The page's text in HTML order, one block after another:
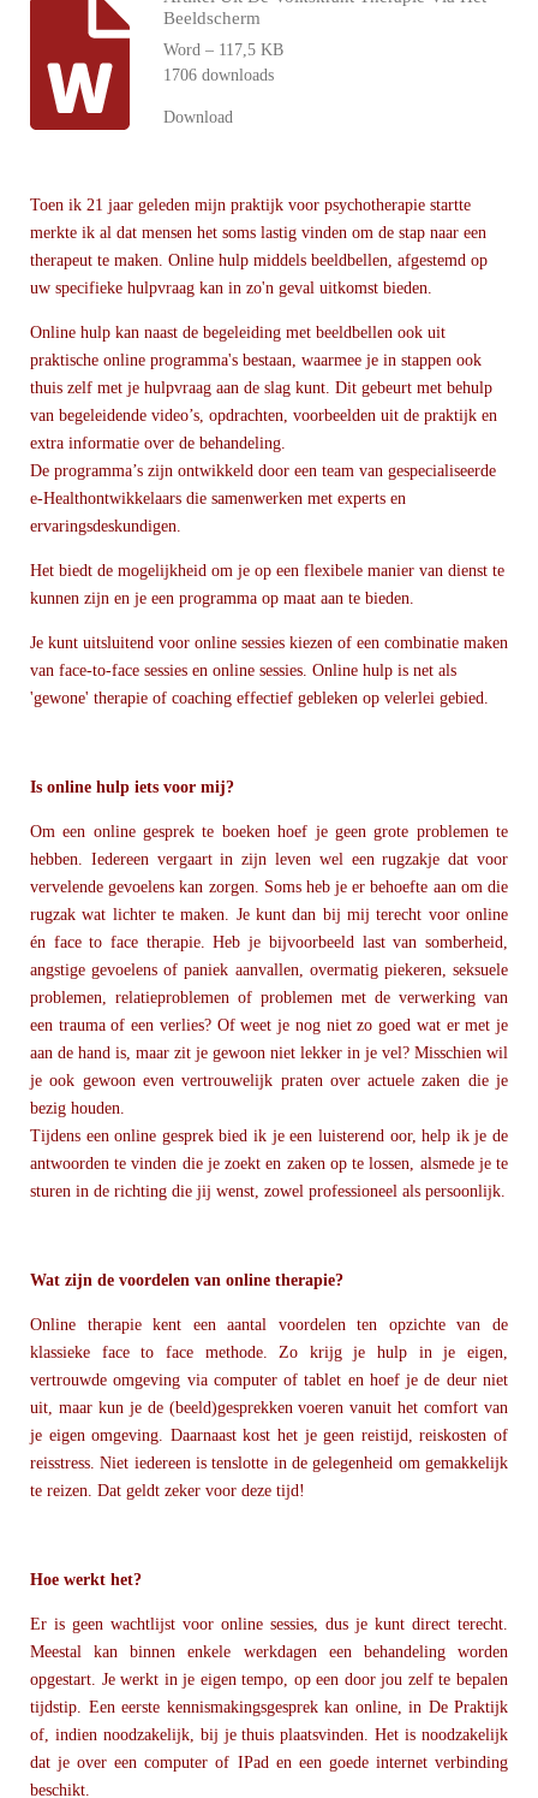
Beeldscherm
Word – 117,5 KB
1706 downloads
Download
Toen ik 21 jaar geleden mijn praktijk voor psychotherapie startte
merkte ik al dat mensen het soms lastig vinden om de stap naar een
therapeut te maken. Online hulp middels beeldbellen, afgestemd op
uw specifieke hulpvraag kan in zo'n geval uitkomst bieden.
Online hulp kan naast de begeleiding met beeldbellen ook uit
praktische online programma's bestaan, waarmee je in stappen ook
thuis zelf met je hulpvraag aan de slag kunt. Dit gebeurt met behulp
van begeleidende video’s, opdrachten, voorbeelden uit de praktijk en
extra informatie over de behandeling.
De programma’s zijn ontwikkeld door een team van gespecialiseerde
e-Healthontwikkelaars die samenwerken met experts en
ervaringsdeskundigen.
Het biedt de mogelijkheid om je op een flexibele manier van dienst te
kunnen zijn en je een programma op maat aan te bieden.
Je kunt uitsluitend voor online sessies kiezen of een combinatie maken
van face-to-face sessies en online sessies. Online hulp is net als
'gewone' therapie of coaching effectief gebleken op velerlei gebied.
Is online hulp iets voor mij?
Om een online gesprek te boeken hoef je geen grote problemen te
hebben. Iedereen vergaart in zijn leven wel een rugzakje dat voor
vervelende gevoelens kan zorgen. Soms heb je er behoefte aan om die
rugzak wat lichter te maken. Je kunt dan bij mij terecht voor online
én face to face therapie. Heb je bijvoorbeeld last van somberheid,
angstige gevoelens of paniek aanvallen, overmatig piekeren, seksuele
problemen, relatieproblemen of problemen met de verwerking van
een trauma of een verlies? Of weet je nog niet zo goed wat er met je
aan de hand is, maar zit je gewoon niet lekker in je vel? Misschien wil
je ook gewoon even vertrouwelijk praten over actuele zaken die je
bezig houden.
Tijdens een online gesprek bied ik je een luisterend oor, help ik je de
antwoorden te vinden die je zoekt en zaken op te lossen, alsmede je te
sturen in de richting die jij wenst, zowel professioneel als persoonlijk.
Wat zijn de voordelen van online therapie?
Online therapie kent een aantal voordelen ten opzichte van de
klassieke face to face methode. Zo krijg je hulp in je eigen,
vertrouwde omgeving via computer of tablet en hoef je de deur niet
uit, maar kun je de (beeld)gesprekken voeren vanuit het comfort van
je eigen omgeving. Daarnaast kost het je geen reistijd, reiskosten of
reisstress. Niet iedereen is tenslotte in de gelegenheid om gemakkelijk
te reizen. Dat geldt zeker voor deze tijd!
Hoe werkt het?
Er is geen wachtlijst voor online sessies, dus je kunt direct terecht.
Meestal kan binnen enkele werkdagen een behandeling worden
opgestart. Je werkt in je eigen tempo, op een door jou zelf te bepalen
tijdstip. Een eerste kennismakingsgesprek kan online, in De Praktijk
of, indien noodzakelijk, bij je thuis plaatsvinden. Het is noodzakelijk
dat je over een computer of IPad en een goede internet verbinding
beschikt.